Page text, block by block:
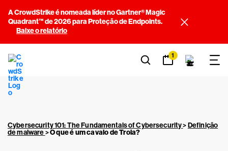
A CrowdStrike é nomeada líder no Gartner® Magic
Quadrant™ de 2026 para Proteção de Endpoints.
Baixe o relatório
1
Cybersecurity 101: The Fundamentals of Cybersecurity>Definição
de malware>O que é um cavalo de Troia?